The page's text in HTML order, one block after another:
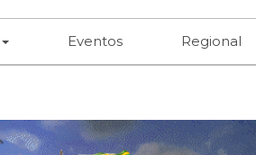
Eventos Regional